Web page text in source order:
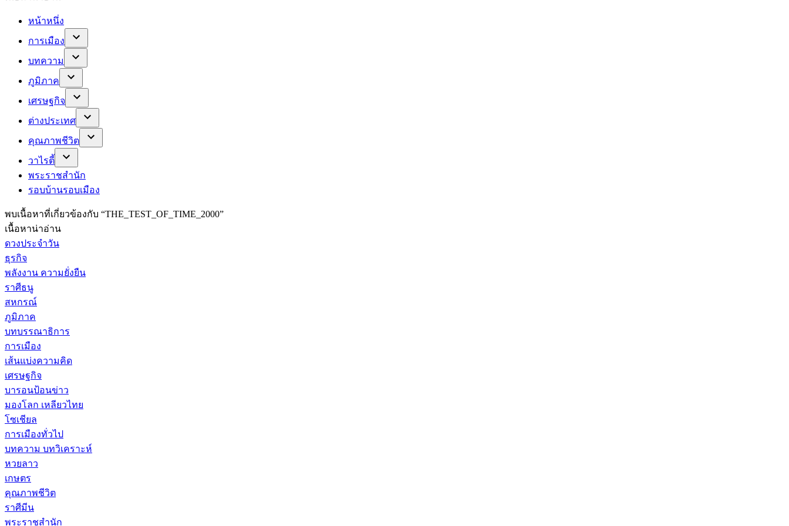
หน้าหนึ่ง
การเมือง
บทความ
ภูมิภาค
เศรษฐกิจ
ต่างประเทศ
คุณภาพชีวิต
วาไรตี้
พระราชสำนัก
รอบบ้านรอบเมือง
พบเนื้อหาที่เกี่ยวข้องกับ “THE_TEST_OF_TIME_2000”
เนื้อหาน่าอ่าน
ดวงประจำวัน
ธุรกิจ
พลังงาน ความยั่งยืน
ราศีธนู
สหกรณ์
ภูมิภาค
บทบรรณาธิการ
การเมือง
เส้นแบ่งความคิด
เศรษฐกิจ
บารอนป้อนข่าว
มองโลก เหลียวไทย
โซเชียล
การเมืองทั่วไป
บทความ บทวิเคราะห์
หวยลาว
เกษตร
คุณภาพชีวิต
ราศีมีน
พระราชสำนัก